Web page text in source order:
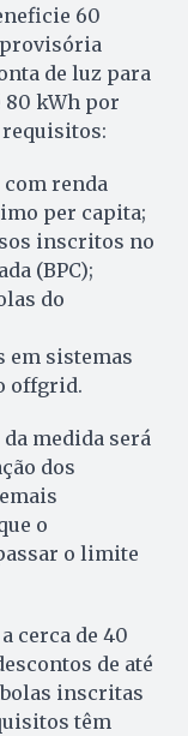
60
de luz para
80 kWh por
requisitos:
renda
per capita;
inscritos no
(BPC);
do
em sistemas
offgrid.
medida será
dos
o
o limite
cerca de 40
de até
inscritas
têm